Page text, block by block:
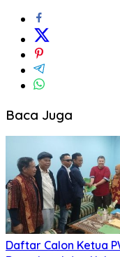
Baca Juga
Daftar Calon Ketua